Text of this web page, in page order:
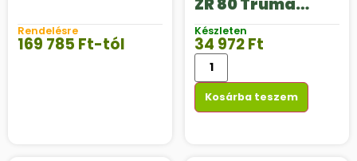
Rendelésre
169 785 Ft-tól
ZR 80 Truma
combi
készülékekhez
Készleten
34 972Ft
Kosárba teszem